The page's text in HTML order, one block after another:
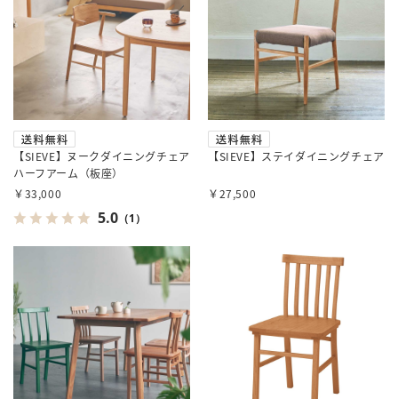
【SIEVE】ヌークダイニングチェア
ハーフアーム（板座）
￥33,000
5.0 （1）
【SIEVE】ステイダイニングチェア
￥27,500